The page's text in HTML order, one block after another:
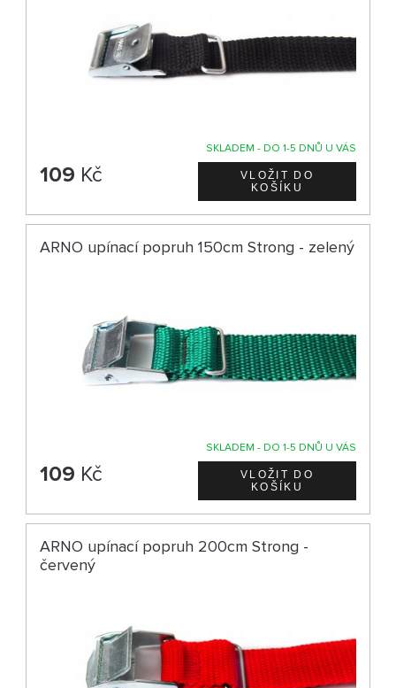
SKLADEM - DO 1-5 DNŮ U VÁS
109 Kč
ARNO upínací popruh 150cm Strong - zelený
SKLADEM - DO 1-5 DNŮ U VÁS
109 Kč
ARNO upínací popruh 200cm Strong -
červený